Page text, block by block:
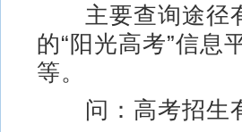
主要查询途径有
的“阳光高考”信息
等。
问：高考招生